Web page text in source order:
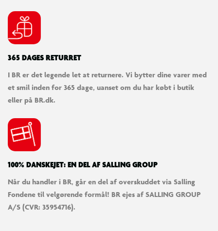
365 DAGES RETURRET
I BR er det legende let at returnere. Vi bytter dine varer med
et smil inden for 365 dage, uanset om du har købt i butik
eller på BR.dk.
100% DANSKEJET: EN DEL AF SALLING GROUP
Når du handler i BR, går en del af overskuddet via Salling
Fondene til velgørende formål! BR ejes af SALLING GROUP
A/S (CVR: 35954716).